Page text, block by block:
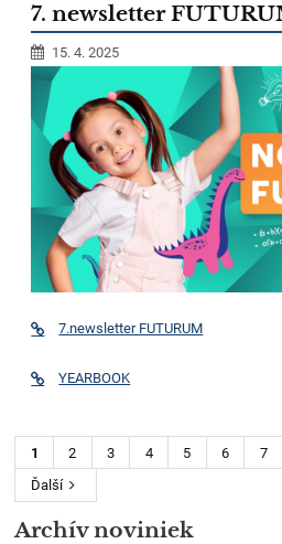
7. newsletter
15. 4. 2025
7.newsletter FUTURUM
YEARBOOK
1 2 3 4 5 6 7
Ďalší
Archív noviniek